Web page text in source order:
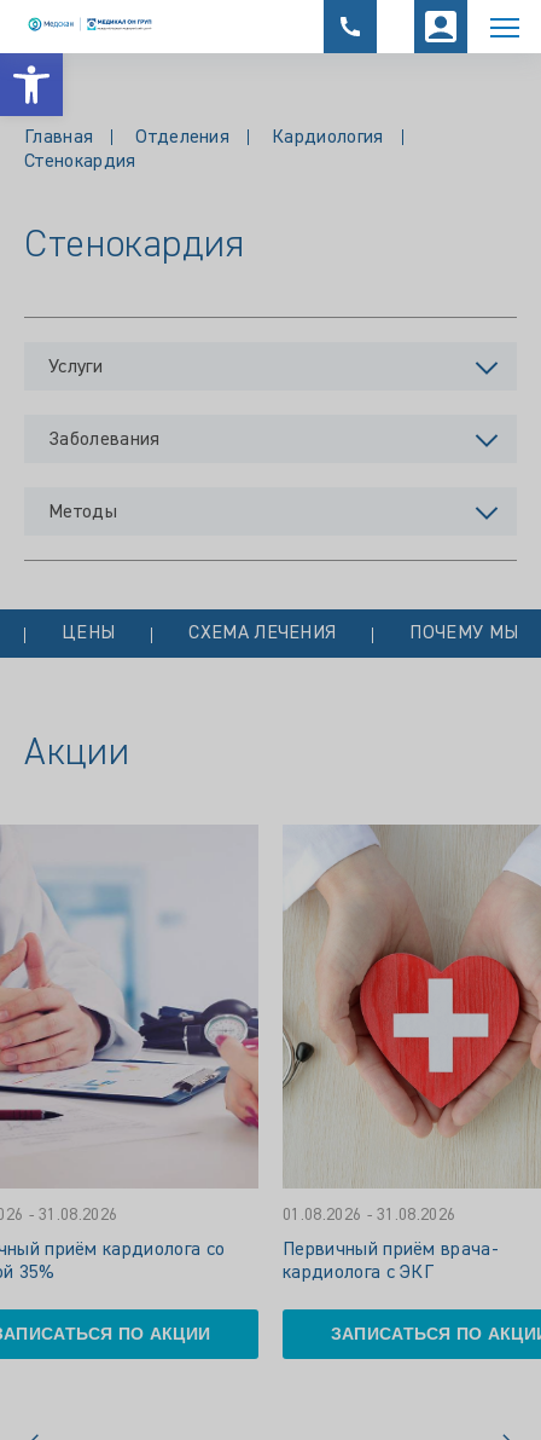
Открыть панель инструментов
Главная Отделения
Кардиология
Стенокардия
Стенокардия
Услуги
Заболевания
Методы
ЦЕНЫ СХЕМА ЛЕЧЕНИЯ ПОЧЕМУ МЫ?
Акции
- 31.08.2026
приём кардиолога со
35%
ПО АКЦИИ
01.08.2026 - 31.08.2026
Первичный приём врача-
кардиолога с ЭКГ
ЗАПИСАТЬСЯ ПО